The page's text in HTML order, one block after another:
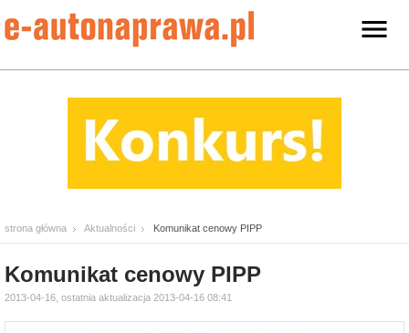
strona główna Aktualności Komunikat cenowy PIPP
Komunikat cenowy PIPP
2013-04-16, ostatnia aktualizacja 2013-04-16 08:41